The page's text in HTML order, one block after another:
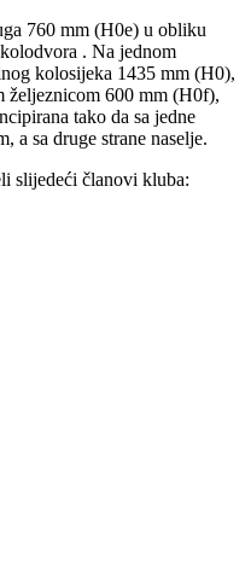
760 mm (H0e) u obliku
. Na jednom
kolosijeka 1435 mm (H0),
željeznicom 600 mm (H0f),
tako da sa jedne
a sa druge strane naselje.
slijedeći članovi kluba: